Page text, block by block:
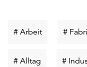
# Arbeit #
# Alltag
#